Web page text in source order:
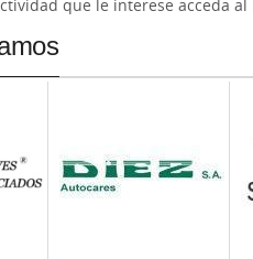
que le interese acceda